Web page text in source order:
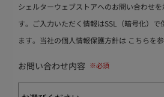
シェルターウェブストアへのお問い合わせを
す。ご入力いただく情報はSSL（暗号化）で
ます。当社の個人情報保護方針は こちらを
お問い合わせ内容